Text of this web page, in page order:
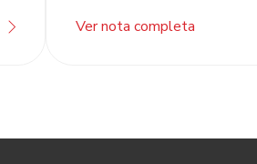
Ver nota completa